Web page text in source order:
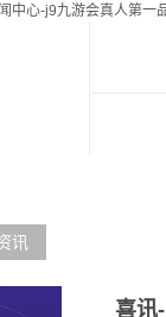
中心-j9九游会真人第一
讯
喜讯